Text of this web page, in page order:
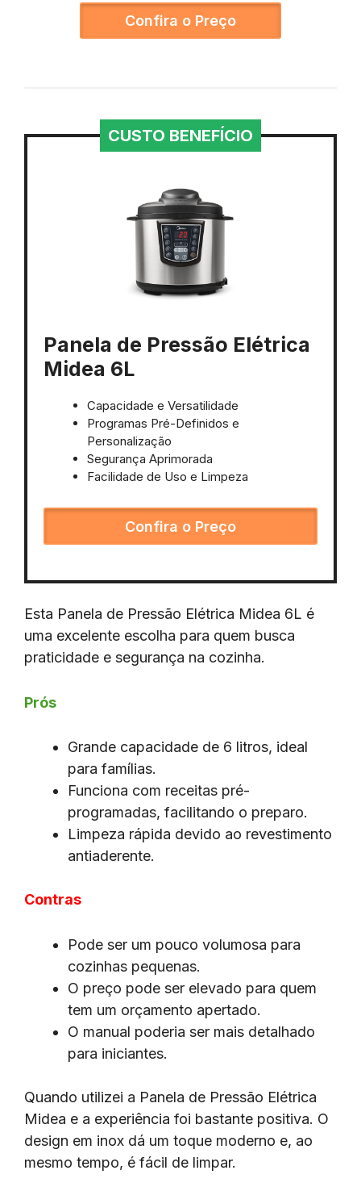
Confira o Preço
CUSTO BENEFÍCIO
Panela de Pressão Elétrica
Midea 6L
Capacidade e Versatilidade
Programas Pré-Definidos e
Personalização
Segurança Aprimorada
Facilidade de Uso e Limpeza
Confira o Preço
Esta Panela de Pressão Elétrica Midea 6L é
uma excelente escolha para quem busca
praticidade e segurança na cozinha.
Prós
Grande capacidade de 6 litros, ideal
para famílias.
Funciona com receitas pré-
programadas, facilitando o preparo.
Limpeza rápida devido ao revestimento
antiaderente.
Contras
Pode ser um pouco volumosa para
cozinhas pequenas.
O preço pode ser elevado para quem
tem um orçamento apertado.
O manual poderia ser mais detalhado
para iniciantes.
Quando utilizei a Panela de Pressão Elétrica
Midea e a experiência foi bastante positiva. O
design em inox dá um toque moderno e, ao
mesmo tempo, é fácil de limpar.